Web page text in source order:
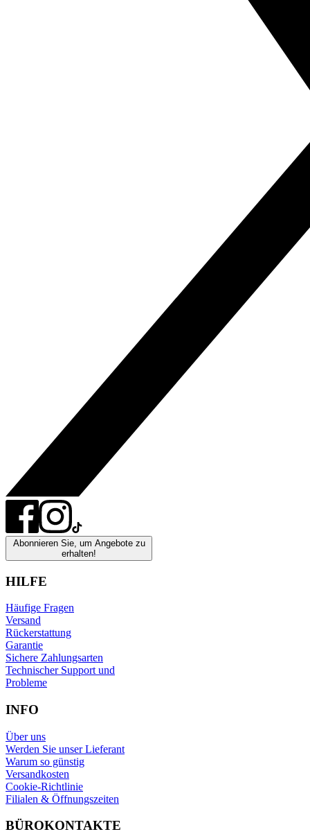
Abonnieren Sie, um Angebote zu
erhalten!
HILFE
Häufige Fragen
Versand
Rückerstattung
Garantie
Sichere Zahlungsarten
Technischer Support und
Probleme
INFO
Über uns
Werden Sie unser Lieferant
Warum so günstig
Versandkosten
Cookie-Richtlinie
Filialen & Öffnungszeiten
BÜROKONTAKTE